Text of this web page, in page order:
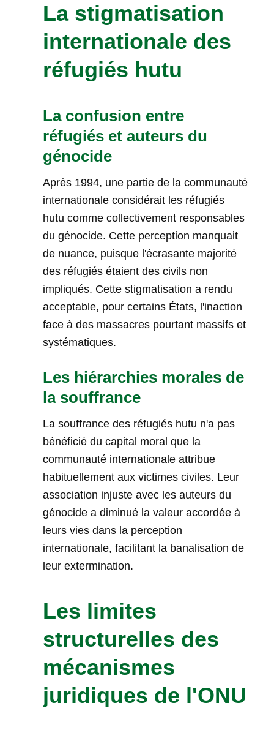
La stigmatisation
internationale des
réfugiés hutu
La confusion entre
réfugiés et auteurs du
génocide
Après 1994, une partie de la communauté
internationale considérait les réfugiés
hutu comme collectivement responsables
du génocide. Cette perception manquait
de nuance, puisque l'écrasante majorité
des réfugiés étaient des civils non
impliqués. Cette stigmatisation a rendu
acceptable, pour certains États, l'inaction
face à des massacres pourtant massifs et
systématiques.
Les hiérarchies morales de
la souffrance
La souffrance des réfugiés hutu n'a pas
bénéficié du capital moral que la
communauté internationale attribue
habituellement aux victimes civiles. Leur
association injuste avec les auteurs du
génocide a diminué la valeur accordée à
leurs vies dans la perception
internationale, facilitant la banalisation de
leur extermination.
Les limites
structurelles des
mécanismes
juridiques de l'ONU